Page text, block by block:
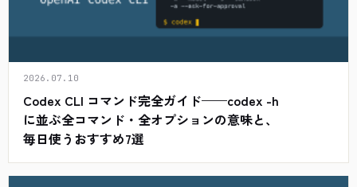
2026.07.10
Codex CLI コマンド完全ガイド——codex -h
に並ぶ全コマンド・全オプションの意味と、
毎日使うおすすめ7選